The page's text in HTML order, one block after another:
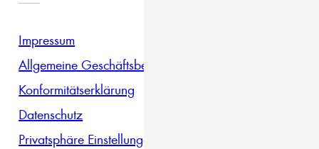
Impressum
Allgemeine Geschäftsbedingungen
Konformitätserklärung
Datenschutz
Privatsphäre Einstellungen